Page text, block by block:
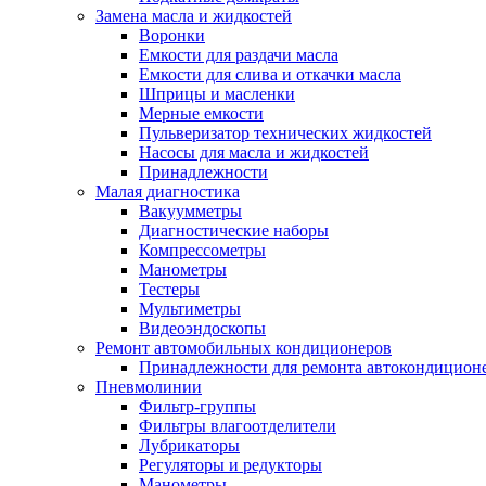
Замена масла и жидкостей
Воронки
Емкости для раздачи масла
Емкости для слива и откачки масла
Шприцы и масленки
Мерные емкости
Пульверизатор технических жидкостей
Насосы для масла и жидкостей
Принадлежности
Малая диагностика
Вакуумметры
Диагностические наборы
Компрессометры
Манометры
Тестеры
Мультиметры
Видеоэндоскопы
Ремонт автомобильных кондиционеров
Принадлежности для ремонта
Пневмолинии
Фильтр-группы
Фильтры влагоотделители
Лубрикаторы
Регуляторы и редукторы